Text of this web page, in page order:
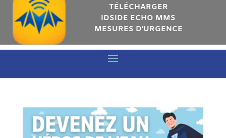
TÉLÉCHARGER
IDSIDE ECHO MMS
MESURES D’URGENCE